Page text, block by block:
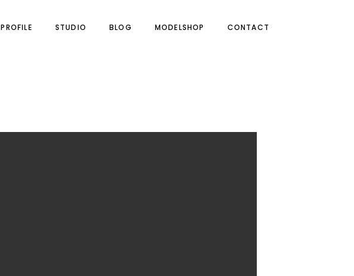
PROFILE STUDIO BLOG MODELSHOP CONTACT